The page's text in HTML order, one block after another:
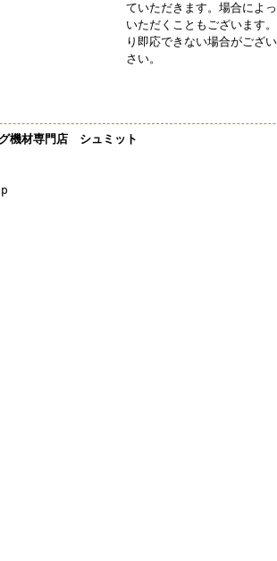
ていただきます。場合によ
いただくこともございます
り即応できない場合がござ
さい。
機材専門店 シュミット